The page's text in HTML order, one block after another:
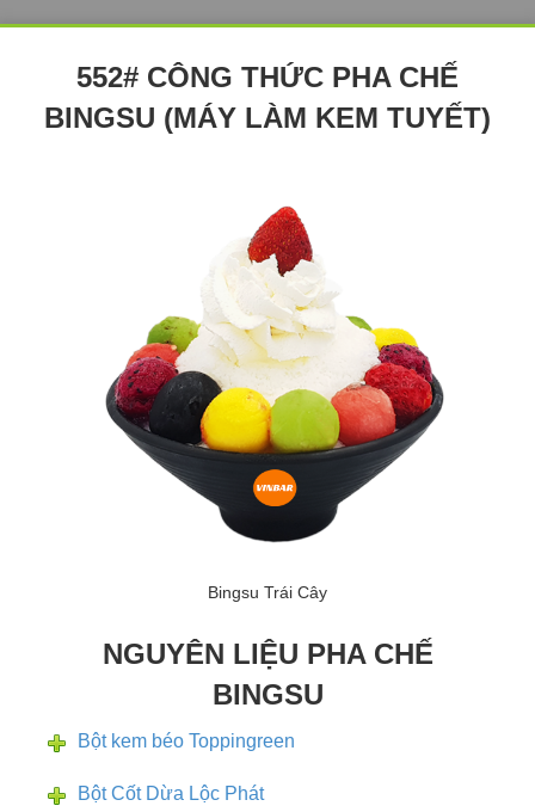
552# CÔNG THỨC PHA CHẾ
BINGSU (MÁY LÀM KEM TUYẾT)
Bingsu Trái Cây
NGUYÊN LIỆU PHA CHẾ
BINGSU
Bột kem béo Toppingreen
Bột Cốt Dừa Lộc Phát